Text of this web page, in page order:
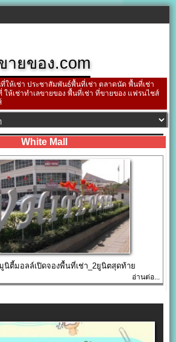
ายของ.com
ให้เช่า ประชาสัมพันธ์พื้นที่เช่า ตลาดนัด พื้นที่เช่า
ห้เช่าทำเลขายของ พื้นที่เช่า ที่ขายของ แฟรนไชส์
White Mall
นิตี้มอลล์เปิดจองพื้นที่เช่า_2ยูนิตสุดท้าย
อ่านต่อ...